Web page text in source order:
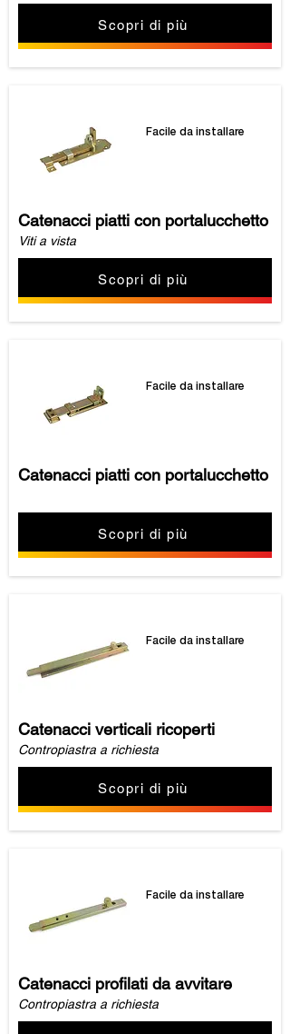
Scopri di più
Facile da installare
Catenacci piatti con portalucchetto
Viti a vista
Scopri di più
Facile da installare
Catenacci piatti con portalucchetto
Scopri di più
Facile da installare
Catenacci verticali ricoperti
Contropiastra a richiesta
Scopri di più
Facile da installare
Catenacci profilati da avvitare
Contropiastra a richiesta